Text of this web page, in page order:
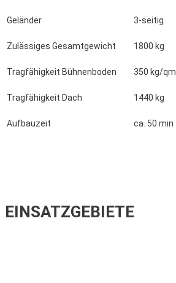
Geländer 3-seitig
Zulässiges Gesamtgewicht 1800 kg
Tragfähigkeit Bühnenboden 350 kg/qm
Tragfähigkeit Dach 1440 kg
Aufbauzeit ca. 50 min
EINSATZGEBIETE